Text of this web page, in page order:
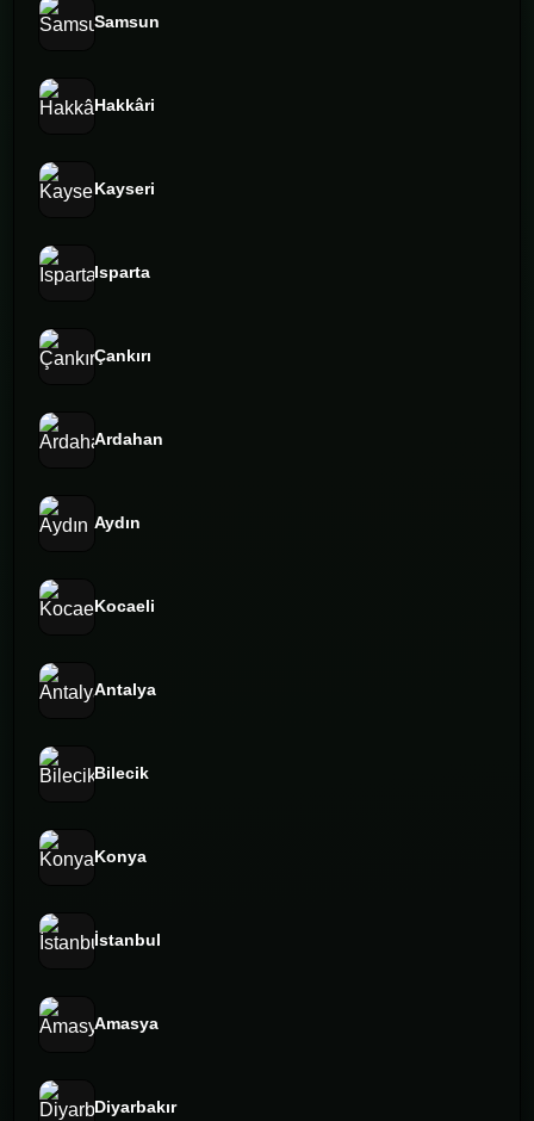
Samsun
Hakkâri
Kayseri
Isparta
Çankırı
Ardahan
Aydın
Kocaeli
Antalya
Bilecik
Konya
İstanbul
Amasya
Diyarbakır